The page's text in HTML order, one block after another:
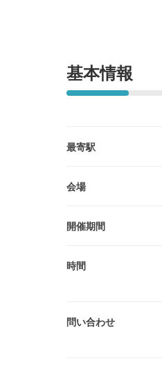
基本情報
最寄駅
会場
開催期間
時間
問い合わせ